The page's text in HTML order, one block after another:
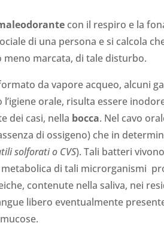
con il respiro e la
di una persona e si calcola
marcata, di tale disturbo.
da vapore acqueo, alcuni
orale, risulta essere
dei casi, nella bocca. Nel cavo
di ossigeno) che in
solforati o CVS). Tali batteri
metabolica di tali microrganismi
contenute nella saliva, nei
libero eventualmente